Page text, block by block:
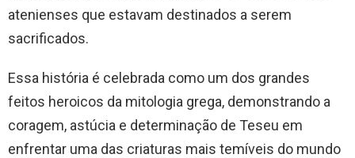
atenienses que estavam destinados a serem
sacrificados.
Essa história é celebrada como um dos grandes
feitos heroicos da mitologia grega, demonstrando a
coragem, astúcia e determinação de Teseu em
enfrentar uma das criaturas mais temíveis do mundo